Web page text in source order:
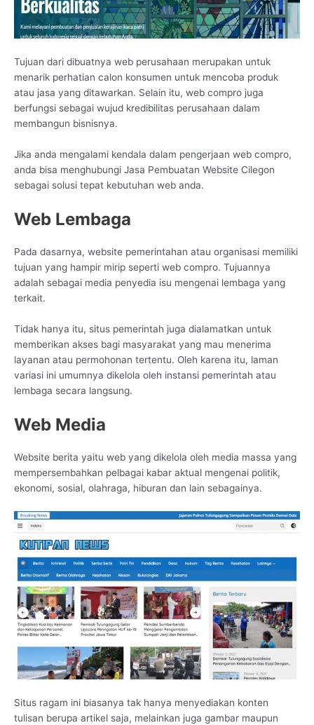
Tujuan dari dibuatnya web perusahaan merupakan untuk
menarik perhatian calon konsumen untuk mencoba produk
atau jasa yang ditawarkan. Selain itu, web compro juga
berfungsi sebagai wujud kredibilitas perusahaan dalam
membangun bisnisnya.
Jika anda mengalami kendala dalam pengerjaan web compro,
anda bisa menghubungi Jasa Pembuatan Website Cilegon
sebagai solusi tepat kebutuhan web anda.
Web Lembaga
Pada dasarnya, website pemerintahan atau organisasi memiliki
tujuan yang hampir mirip seperti web compro. Tujuannya
adalah sebagai media penyedia isu mengenai lembaga yang
terkait.
Tidak hanya itu, situs pemerintah juga dialamatkan untuk
memberikan akses bagi masyarakat yang mau menerima
layanan atau permohonan tertentu. Oleh karena itu, laman
variasi ini umumnya dikelola oleh instansi pemerintah atau
lembaga secara langsung.
Web Media
Website berita yaitu web yang dikelola oleh media massa yang
mempersembahkan pelbagai kabar aktual mengenai politik,
ekonomi, sosial, olahraga, hiburan dan lain sebagainya.
Situs ragam ini biasanya tak hanya menyediakan konten
tulisan berupa artikel saja, melainkan juga gambar maupun